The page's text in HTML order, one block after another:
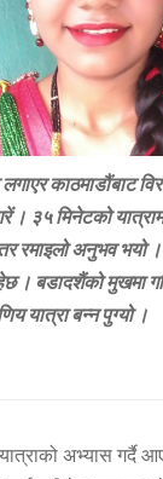
काठमाडौंबाट
। ३५ मिनेटको
रमाइलो अनुभव भयो
। बडादशैंको मुखमा
यात्रा बन्न पुग्यो ।
अभ्यास